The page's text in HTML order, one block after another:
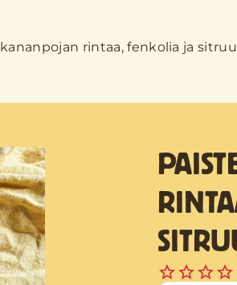
rintaa, fenkolia ja